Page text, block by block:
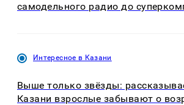
самодельного радио до
Интересное в Казани
Выше только звёзды:
Казани взрослые забывают о